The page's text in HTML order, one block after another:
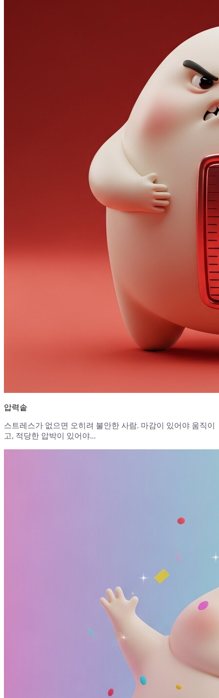
압력솥
스트레스가 없으면 오히려 불안한 사람. 마감이 있어야 움직이
고, 적당한 압박이 있어야...